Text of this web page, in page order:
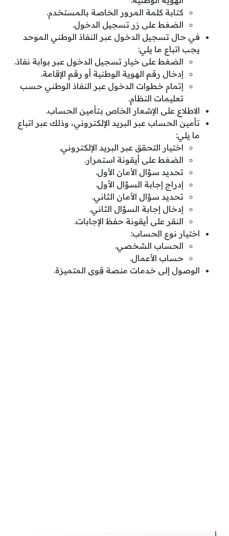
كتابة كلمة المرور الخاصة بالمستخدم.
الضغط على زر تسجيل الدخول.
في حال تسجيل الدخول عبر النفاذ الوطني الموحد
يجب اتباع ما يلي:
الضغط على خيار تسجيل الدخول عبر بوابة نفاذ.
إدخال رقم الهوية الوطنية أو رقم الإقامة.
إتمام خطوات الدخول عبر النفاذ الوطني حسب
تعليمات النظام.
الاطلاع على الإشعار الخاص بتأمين الحساب.
تأمين الحساب عبر البريد الإلكتروني، وذلك عبر اتباع
ما يلي:
اختيار التحقق عبر البريد الإلكتروني.
الضغط على أيقونة استمرار.
تحديد سؤال الأمان الأول.
إدراج إجابة السؤال الأول.
تحديد سؤال الأمان الثاني.
إدخال إجابة السؤال الثاني.
النقر على أيقونة حفظ الإجابات.
اختيار نوع الحساب:
الحساب الشخصي.
حساب الأعمال.
الوصول إلى خدمات منصة قِوى المتميزة.